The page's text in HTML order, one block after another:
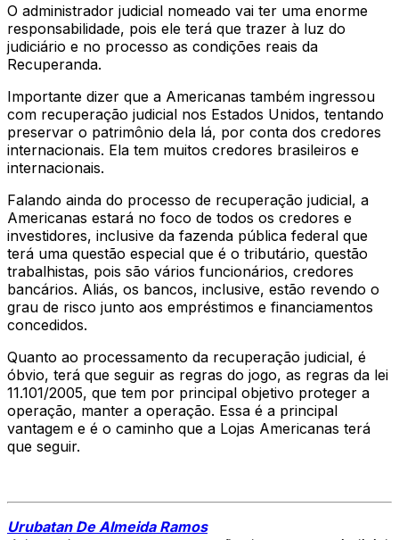
O administrador judicial nomeado vai ter uma enorme
responsabilidade, pois ele terá que trazer à luz do
judiciário e no processo as condições reais da
Recuperanda.
Importante dizer que a Americanas também ingressou
com recuperação judicial nos Estados Unidos, tentando
preservar o patrimônio dela lá, por conta dos credores
internacionais. Ela tem muitos credores brasileiros e
internacionais.
Falando ainda do processo de recuperação judicial, a
Americanas estará no foco de todos os credores e
investidores, inclusive da fazenda pública federal que
terá uma questão especial que é o tributário, questão
trabalhistas, pois são vários funcionários, credores
bancários. Aliás, os bancos, inclusive, estão revendo o
grau de risco junto aos empréstimos e financiamentos
concedidos.
Quanto ao processamento da recuperação judicial, é
óbvio, terá que seguir as regras do jogo, as regras da lei
11.101/2005, que tem por principal objetivo proteger a
operação, manter a operação. Essa é a principal
vantagem e é o caminho que a Lojas Americanas terá
que seguir.
Urubatan De Almeida Ramos